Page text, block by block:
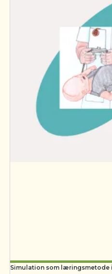
Simulation som læringsmetode